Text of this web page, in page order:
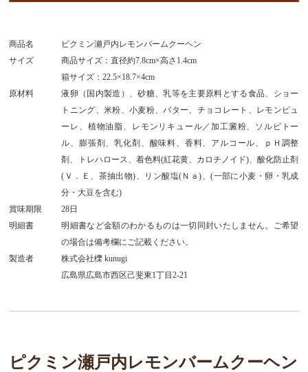
商品名
ピクミン瀬戸内レモンバームクーヘン
サイズ
商品サイズ：直径約7.8cm×高さ1.4cm
箱サイズ：22.5×18.7×4cm
原材料
液卵（国内製造）、砂糖、乳等を主要原料とする食品、ショー
トニング、米粉、小麦粉、バター、チョコレート、レモンピュ
ーレ、植物油脂、レモンリキュール／加工澱粉、ソルビトー
ル、膨張剤、乳化剤、酸味料、香料、アルコール、ｐＨ調整
剤、トレハロース、着色料(紅花黄、カロチノイド)、酸化防止剤
(Ｖ．Ｅ、茶抽出物)、リン酸塩(Ｎａ)、(一部に小麦・卵・乳成
分・大豆を含む)
賞味期限
28日
明細書
明細書など金額のわかるものは一切同封いたしません。ご希望
の場合は備考欄にご記載ください。
製造者
株式会社櫟 kunugi
広島県広島市西区己斐東1丁目2-21
ピクミン瀬戸内レモンバームクーヘン